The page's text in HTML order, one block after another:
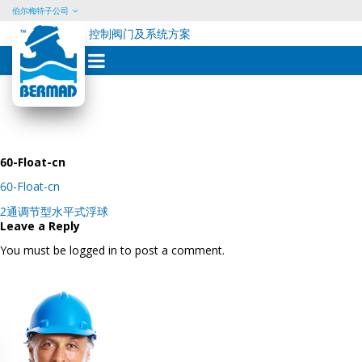
Skip
content
伯尔梅特子公司
控制阀门及系统方案
60-Float-cn
60-Float-cn
Post
navigation
2通调节型水平式浮球
Leave a Reply
You must be logged in to post a comment.